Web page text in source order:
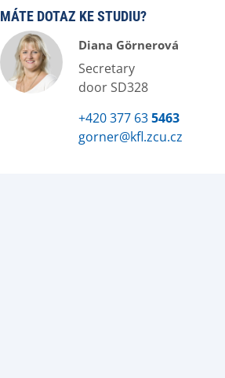
MÁTE DOTAZ KE STUDIU?
Diana Görnerová
Secretary
door SD328
+420 377 635463
gorner@kfl.zcu.cz